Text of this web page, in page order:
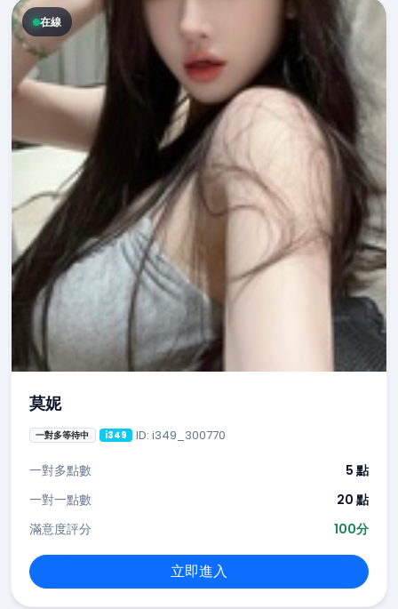
在線
莫妮
一對多等待中 i349 ID: i349_300770
一對多點數
5 點
一對一點數
20 點
滿意度評分
100分
立即進入